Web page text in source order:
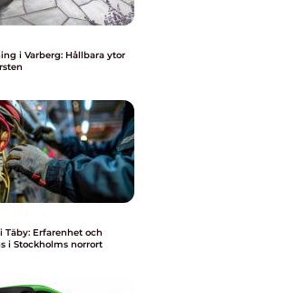
i Varberg: Hållbara ytor
Täby: Erfarenhet och
i Stockholms norrort